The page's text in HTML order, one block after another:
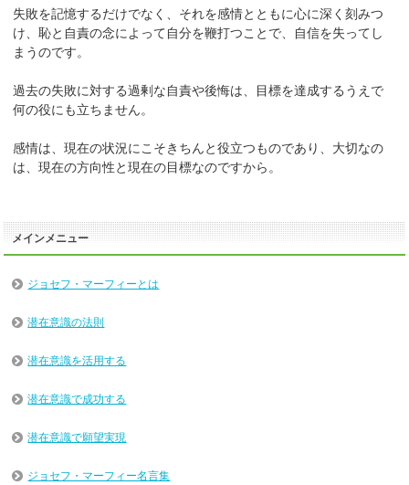
失敗を記憶するだけでなく、それを感情とともに心に深く刻みつ
け、恥と自責の念によって自分を鞭打つことで、自信を失ってし
まうのです。
過去の失敗に対する過剰な自責や後悔は、目標を達成するうえで
何の役にも立ちません。
感情は、現在の状況にこそきちんと役立つものであり、大切なの
は、現在の方向性と現在の目標なのですから。
メインメニュー
ジョセフ・マーフィーとは
潜在意識の法則
潜在意識を活用する
潜在意識で成功する
潜在意識で願望実現
ジョセフ・マーフィー名言集